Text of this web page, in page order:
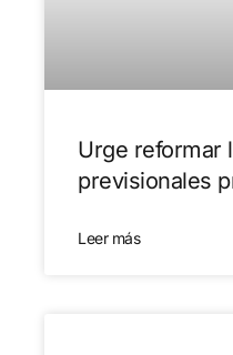
Urge reformar
previsionales
Leer más